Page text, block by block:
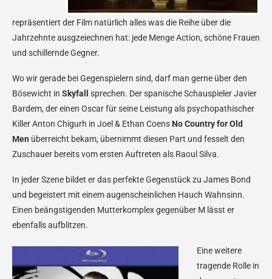
repräsentiert der Film natürlich alles was die Reihe über die
Jahrzehnte ausgzeiechnen hat: jede Menge Action, schöne Frauen
und schillernde Gegner.
Wo wir gerade bei Gegenspielern sind, darf man gerne über den
Bösewicht in Skyfall
sprechen. Der spanische Schauspieler Javier
Bardem, der einen Oscar für seine Leistung als psychopathischer
Killer Anton Chigurh in Joel & Ethan Coens No Country for Old
Men überreicht bekam, übernimmt diesen Part und fesselt den
Zuschauer bereits vom ersten Auftreten als Raoul Silva.
In jeder Szene bildet er das perfekte Gegenstück zu James Bond
und begeistert mit einem augenscheinlichen Hauch Wahnsinn.
Einen beängstigenden Mutterkomplex gegenüber M lässt er
ebenfalls aufblitzen.
Eine weitere
tragende Rolle in